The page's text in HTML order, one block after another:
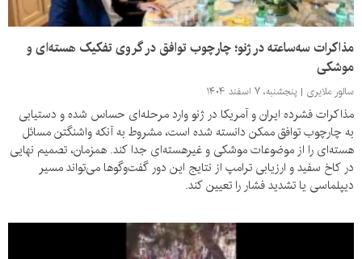
مذاکرات سه‌ساعته در ژنو؛ چارچوب توافق در گروی تفکیک هسته‌ای و
موشکی
سالور ملایری پنجشنبه، ۷ اسفند ۱۴۰۴
مذاکرات فشرده ایران و آمریکا در ژنو وارد مرحله‌ای حساس شده و دستیابی
به چارچوب توافق ممکن دانسته شده است، مشروط به آنکه واشنگتن مسائل
هسته‌ای را از موضوعات موشکی و غیرهسته‌ای جدا کند. همزمان، تصمیم نهایی
در کاخ سفید و ارزیابی ترامپ از نتایج این دور گفت‌وگوها می‌تواند مسیر
دیپلماسی یا تشدید فشار را تعیین کند.